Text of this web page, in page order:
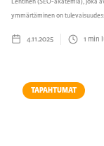
ymmärtäminen on
4.11.2025 1 min
TAPAHTUMAT